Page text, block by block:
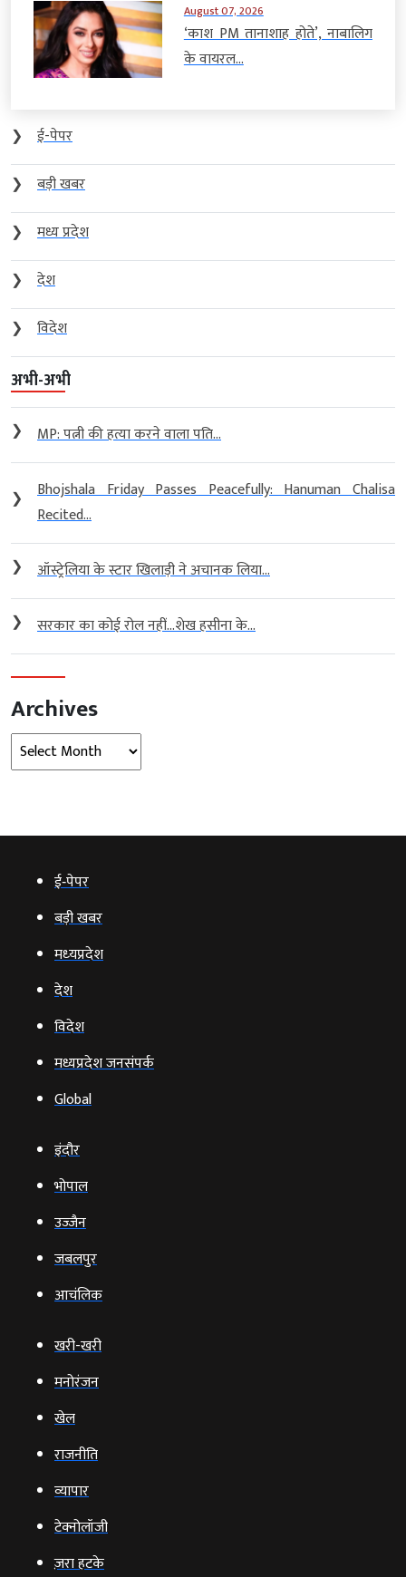
August 07, 2026
‘काश PM तानाशाह होते’, नाबालिग
के वायरल...
❯
ई-पेपर
❯
बड़ी खबर
❯
मध्य प्रदेश
❯
देश
❯
विदेश
अभी-अभी
❯ MP: पत्नी की हत्या करने वाला पति...
❯
Bhojshala Friday Passes Peacefully: Hanuman Chalisa
Recited...
❯ ऑस्ट्रेलिया के स्टार खिलाड़ी ने अचानक लिया...
❯ सरकार का कोई रोल नहीं…शेख हसीना के...
Archives
Archives
ई‑पेपर
बड़ी खबर
मध्‍यप्रदेश
देश
विदेश
मध्यप्रदेश जनसंपर्क
Global
इंदौर
भोपाल
उज्‍जैन
जबलपुर
आचंलिक
खरी-खरी
मनोरंजन
खेल
राजनीति
व्‍यापार
टेक्‍नोलॉजी
ज़रा हटके